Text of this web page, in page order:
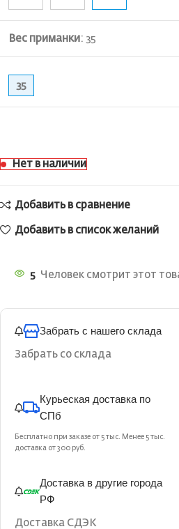
Вес приманки: 35
35
Нет в наличии
Добавить в сравнение
Добавить в список желаний
5 Человек смотрит этот
Забрать с нашего склада
Забрать со склада
Курьеская доставка по
СПб
Бесплатно при заказе от 5 тыс. Менее 5 тыс.
доставка от 300 руб.
Доставка в другие города
РФ
Доставка СДЭК